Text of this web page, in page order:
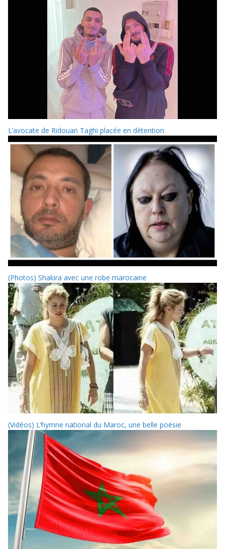
L’avocate de Ridouan Taghi placée en détention
(Photos) Shakira avec une robe marocaine
(Vidéos) L’hymne national du Maroc, une belle poésie